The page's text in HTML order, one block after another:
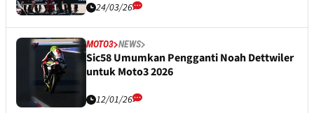
24/03/26
MOTO3 NEWS
Sic58 Umumkan Pengganti Noah Dettwiler
untuk Moto3 2026
12/01/26